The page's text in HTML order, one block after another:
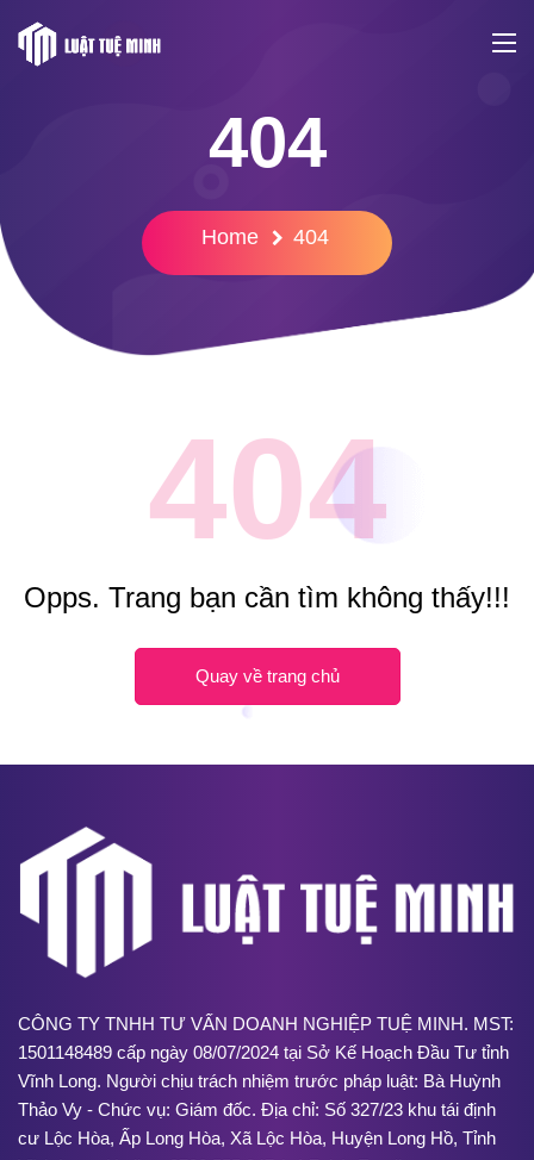
404
Home 404
404
Opps. Trang bạn cần tìm không thấy!!!
Quay về trang chủ
CÔNG TY TNHH TƯ VẤN DOANH NGHIỆP TUỆ MINH. MST:
1501148489 cấp ngày 08/07/2024 tại Sở Kế Hoạch Đầu Tư tỉnh
Vĩnh Long. Người chịu trách nhiệm trước pháp luật: Bà Huỳnh
Thảo Vy - Chức vụ: Giám đốc. Địa chỉ: Số 327/23 khu tái định
cư Lộc Hòa, Ấp Long Hòa, Xã Lộc Hòa, Huyện Long Hồ, Tỉnh